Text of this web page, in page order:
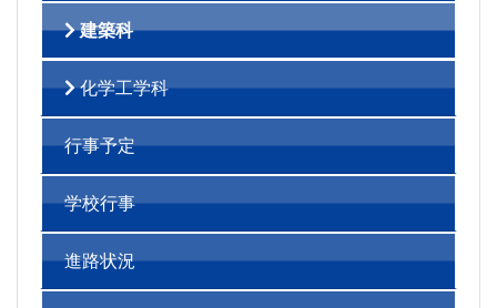
建築科
化学工学科
行事予定
学校行事
進路状況